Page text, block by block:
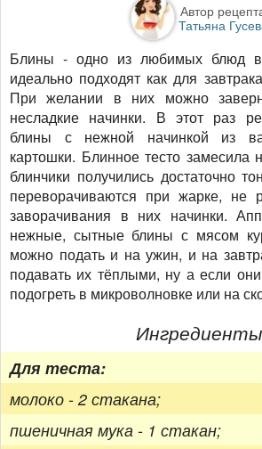
Автор
Татьяна
Блины - одно из любимых блюд
идеально подходят как для
При желании в них можно
несладкие начинки. В этот раз
блины с нежной начинкой из
картошки. Блинное тесто замесила
блинчики получились достаточно
переворачиваются при жарке, не
заворачивания в них начинки.
нежные, сытные блины с мясом
можно подать и на ужин, и на
подавать их тёплыми, ну а если
подогреть в микроволновке или на
Ингредиенты
Для теста:
молоко - 2 стакана;
пшеничная мука - 1 стакан;